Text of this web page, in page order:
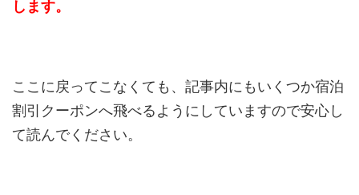
します。
ここに戻ってこなくても、記事内にもいくつか宿泊
割引クーポンへ飛べるようにしていますので安心し
て読んでください。